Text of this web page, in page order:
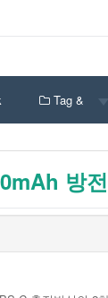
Tag &
방